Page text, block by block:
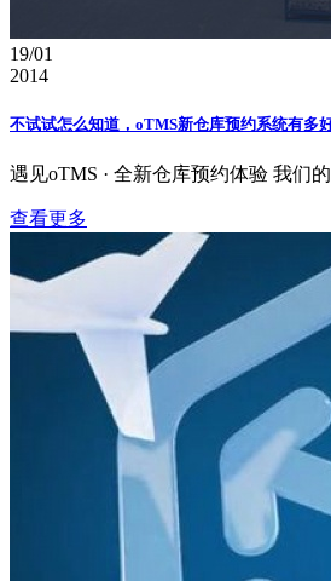
19/01
2014
不试试怎么知道，oTMS新仓库预约系统有多
遇见oTMS · 全新仓库预约体验 我们
查看更多